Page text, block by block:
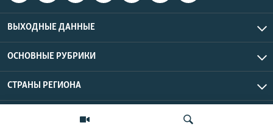
ВЫХОДНЫЕ ДАННЫЕ
ОСНОВНЫЕ РУБРИКИ
СТРАНЫ РЕГИОНА
Азаттык Азия © 2026 RFE/RL, Inc. | Все права защищены.